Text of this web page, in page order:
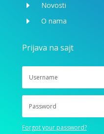
E Novosti
E O nama
Prijava na sajt
Forgot your password?